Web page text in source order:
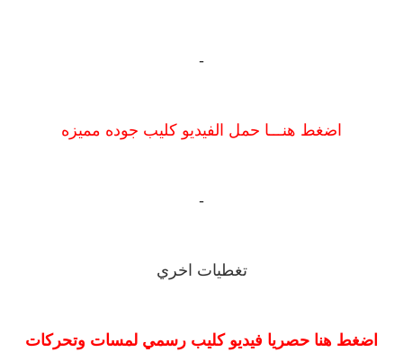
-
اضغط هنـــا حمل الفيديو كليب جوده مميزه
-
تغطيات اخري
اضغط هنا حصريا فيديو كليب رسمي لمسات وتحركات